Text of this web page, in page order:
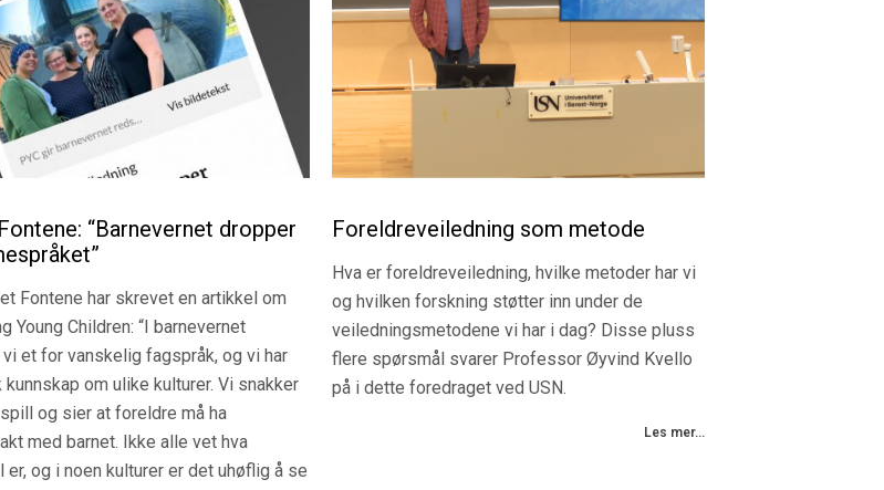
Les mer...
“Barnevernet dropper
Fontene har skrevet en artikkel om
Young Children: “I barnevernet
vi et for vanskelig fagspråk, og vi har
kunnskap om ulike kulturer. Vi snakker
og sier at foreldre må ha
med barnet. Ikke alle vet hva
er, og i noen kulturer er det uhøflig å se
Foreldreveiledning som metode
Hva er foreldreveiledning, hvilke metoder har vi
og hvilken forskning støtter inn under de
veiledningsmetodene vi har i dag? Disse pluss
flere spørsmål svarer Professor Øyvind Kvello
på i dette foredraget ved USN.
Les mer...